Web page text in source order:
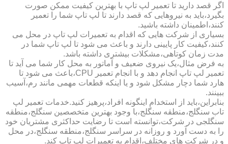
اگر قصد دارید تا تعمیر لپ تاپ با بهترین کیفیت ممکن صورت
بگیرد،باید به نیروهایی که قصد دارند تا لپ تاپ شما را تعمیر
کنند،اطمینان داشته باشید.
بسیاری از شرکت هایی که اقدام به تعمیرات لپ تاپ در محل می
کنند،کیفیت کار پایینی دارند و باعث می شود تا لپ تاپ شما در
مدت زمان کوتاهی،مشکلات بیشتری داشته باشد.
به فرض مثال،یک نیروی ضعیف و آماتور به محل کار شما می آید تا
تعمیر لپ تاپ انجام دهد و با انجام تعمیر CPU،باعث می شود تا
هارد شما دچار مشکل شود و یا اینکه قطعات مهمی مانند رم،آسیب
ببینند.
بنابراین،باید از استخدام اینگونه افراد،پرهیز کنید.خدمات تعمیر لپ
تاب سنگلج،منطقه سنگلج،با وجود بهترین متخصصین سنگلج،منطقه
سنگلجی در شرکت،توانسته است تا رضایت حداکثری مشتریان خود
را به دست آورد و روزانه در سراسر سنگلج،منطقه سنگلج،در محل
و در شرکت های مختلف،اقدام به تعمیرات لپ تاپ کند.